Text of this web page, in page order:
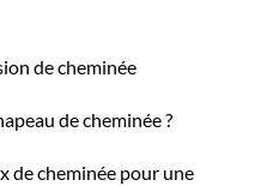
de cheminée
de cheminée ?
de cheminée pour une